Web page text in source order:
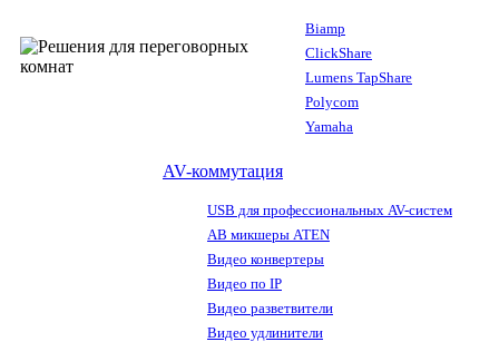
Biamp
ClickShare
Lumens TapShare
Polycom
Yamaha
AV-коммутация
USB для профессиональных AV-систем
АВ микшеры ATEN
Видео конвертеры
Видео по IP
Видео разветвители
Видео удлинители